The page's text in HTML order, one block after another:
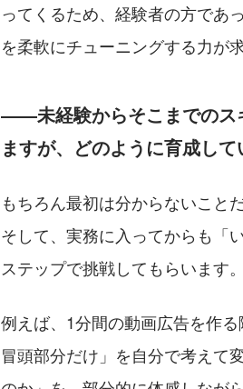
ってくるため、経験者の方であ
を柔軟にチューニングする力が
――未経験からそこまでのス
ますが、どのように育成し
もちろん最初は分からないこと
そして、実務に入ってからも「
ステップで挑戦してもらいます。
例えば、1分間の動画広告を作
冒頭部分だけ」を自分で考えて